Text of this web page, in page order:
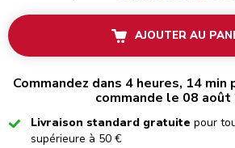
AJOUTER AU
Commandez dans 4 heures, 14
commande le 08 août
CheckedLivraison standard gratuite pour
supérieure à 50 €